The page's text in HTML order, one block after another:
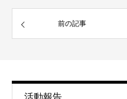
前の記事
活動報告